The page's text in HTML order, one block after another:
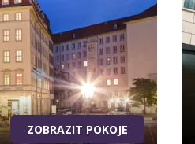
ZOBRAZIT POKOJE